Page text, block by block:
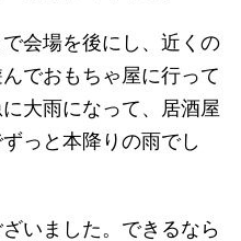
会場を後にし、近くの
でおもちゃ屋に行って
大雨になって、居酒屋
っと本降りの雨でし
いました。できるなら